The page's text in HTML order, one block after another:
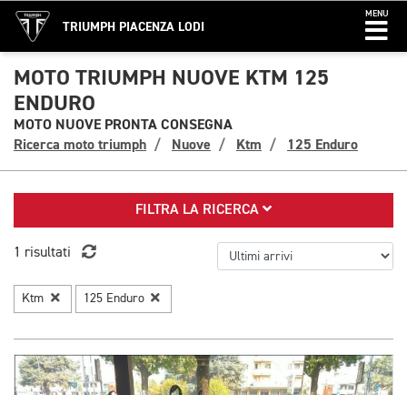
TRIUMPH PIACENZA LODI
MENU
MOTO TRIUMPH NUOVE KTM 125
ENDURO
MOTO NUOVE PRONTA CONSEGNA
Ricerca moto triumph
Nuove Ktm 125 Enduro
FILTRA LA RICERCA
1 risultati
Ktm 125 Enduro